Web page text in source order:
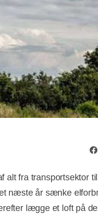
alt fra transportsektor til
næste år sænke
lægge et loft på